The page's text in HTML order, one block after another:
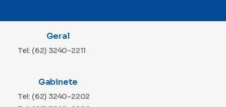
Geral
Tel: (62) 3240-2211
Gabinete
Tel: (62) 3240-2202